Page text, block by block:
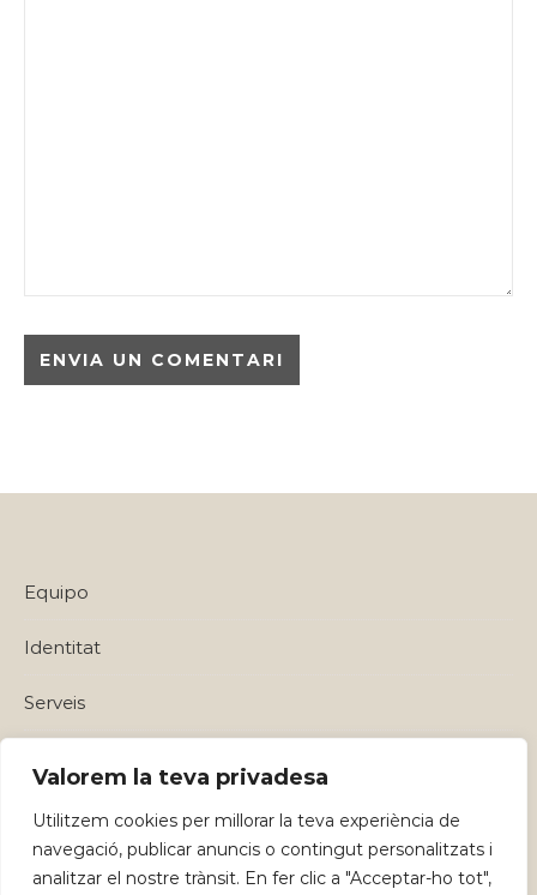
Valorem la teva privadesa
Utilitzem cookies per millorar la teva experiència de
navegació, publicar anuncis o contingut personalitzats i
analitzar el nostre trànsit. En fer clic a "Acceptar-ho tot",
Equipo
Identitat
Serveis